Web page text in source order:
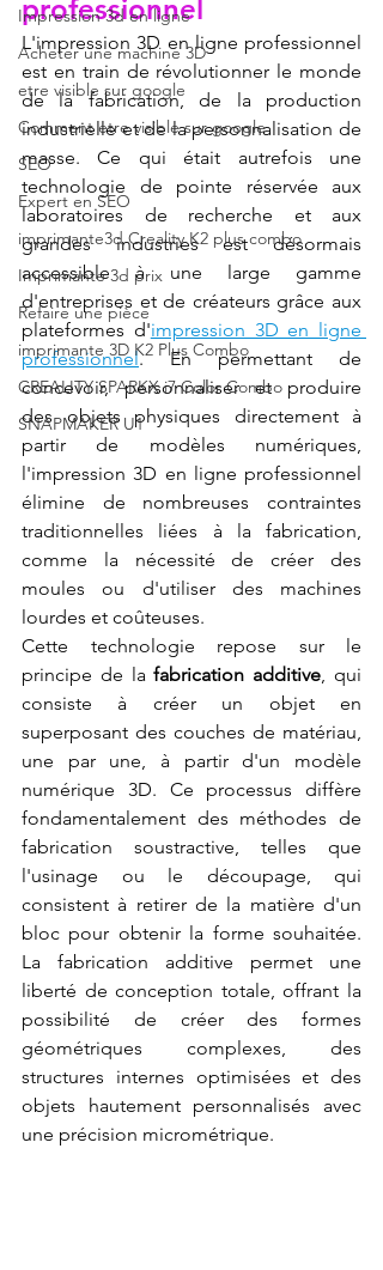
Impression 3d en ligne
Acheter une machine 3D
etre visible sur google
Comment etre visible sur google
SEO
Expert en SEO
imprimante3d Creality K2 plus combo
Imprimante 3d prix
Refaire une pièce
imprimante 3D K2 Plus Combo
CREALITY SPARKX i7 Color Combo
SNAPMAKER U1
professionnel
L'impression 3D en ligne professionnel
est en train de révolutionner le monde
de la fabrication, de la production
industrielle et de la personnalisation de
masse. Ce qui était autrefois une
technologie de pointe réservée aux
laboratoires de recherche et aux
grandes industries est désormais
accessible à une large gamme
d'entreprises et de créateurs grâce aux
plateformes d'impression 3D en ligne
professionnel. En permettant de
concevoir, personnaliser et produire
des objets physiques directement à
partir de modèles numériques,
l'impression 3D en ligne professionnel
élimine de nombreuses contraintes
traditionnelles liées à la fabrication,
comme la nécessité de créer des
moules ou d'utiliser des machines
lourdes et coûteuses.
Cette technologie repose sur le
principe de la fabrication additive, qui
consiste à créer un objet en
superposant des couches de matériau,
une par une, à partir d'un modèle
numérique 3D. Ce processus diffère
fondamentalement des méthodes de
fabrication soustractive, telles que
l'usinage ou le découpage, qui
consistent à retirer de la matière d'un
bloc pour obtenir la forme souhaitée.
La fabrication additive permet une
liberté de conception totale, offrant la
possibilité de créer des formes
géométriques complexes, des
structures internes optimisées et des
objets hautement personnalisés avec
une précision micrométrique.